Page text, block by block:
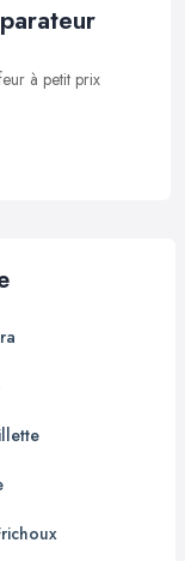
à petit prix